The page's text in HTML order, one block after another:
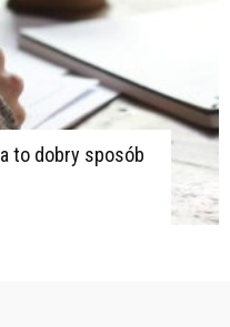
to dobry sposób